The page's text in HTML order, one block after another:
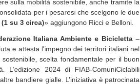
sulla mobilità sostenibile, anche tramite la
per i pesaresi che scelgono le due
su 3 circa)» aggiungono Ricci e Belloni.
Italiana Ambiente e Bicicletta –
e attesta l’impegno dei territori italiani nel
scelta fondamentale per il buon
2024 di FIAB-ComuniCiclabili
bandiere gialle. L’iniziativa è patrocinata